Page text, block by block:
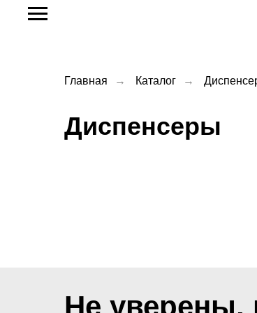
Главная → Каталог →
Диспенсеры
Не уверены,